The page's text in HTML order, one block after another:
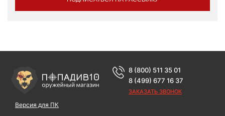
Версия для ПК
8 (800) 511 35 01
8 (499) 677 16 37
ЗАКАЗАТЬ ЗВОНОК